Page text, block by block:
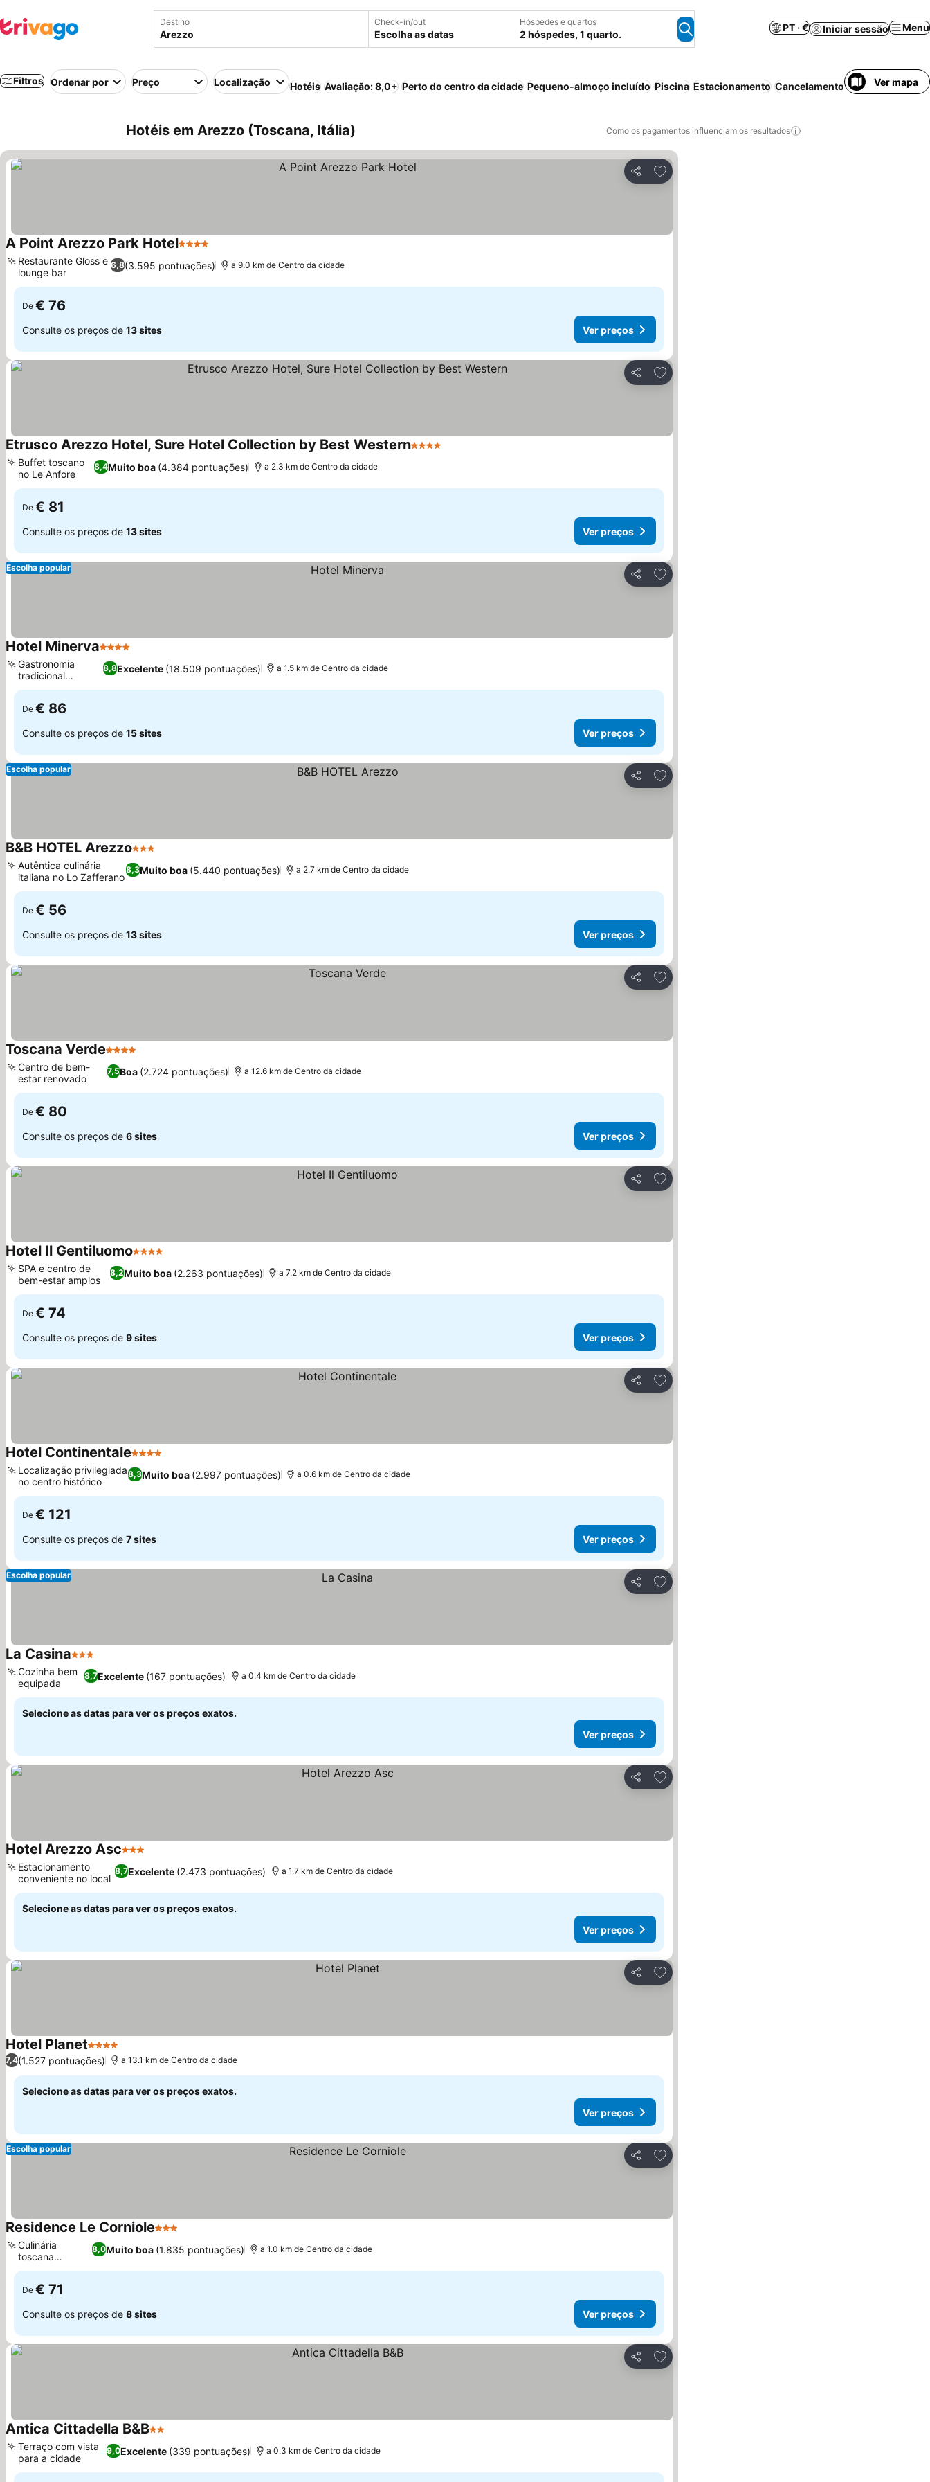
Destino Check-in/out
Escolha as datas
Hóspedes e quartos
2 hóspedes, 1 quarto.
PT · € Iniciar sessão Menu
Filtros Ordenar por Preço Localização Hotéis Avaliação: 8,0+ Perto do centro da cidade Pequeno-almoço incluído Piscina Estacionamento Cancelamento gratuitoVer mapa
Hotéis em Arezzo (Toscana, Itália) Como os pagamentos influenciam os resultados
Partilhar
Adicionar aos favoritos
A Point Arezzo Park Hotel4 Estrelas
6,8(3.595 pontuações)
Restaurante Gloss e
lounge bar
a 9.0 km de Centro da cidade
De € 76
Consulte os preços de 13 sites Ver preços
Partilhar
Adicionar aos favoritos
Etrusco Arezzo Hotel, Sure Hotel Collection by Best Western4 Estrelas
8,4Muito boa (4.384 pontuações)
Buffet toscano
no Le Anfore
a 2.3 km de Centro da cidade
De € 81
Consulte os preços de 13 sites Ver preços
Partilhar
Adicionar aos favoritos
Escolha popular
Hotel Minerva4 Estrelas
8,8Excelente (18.509 pontuações)
Gastronomia
tradicional
toscana
a 1.5 km de Centro da cidade
De € 86
Consulte os preços de 15 sites Ver preços
Partilhar
Adicionar aos favoritos
Escolha popular
B&B HOTEL Arezzo3 Estrelas
8,3Muito boa (5.440 pontuações)
Autêntica culinária
italiana no Lo Zafferano
a 2.7 km de Centro da cidade
De € 56
Consulte os preços de 13 sites Ver preços
Partilhar
Adicionar aos favoritos
Toscana Verde4 Estrelas
7,5Boa (2.724 pontuações)
Centro de bem-
estar renovado
a 12.6 km de Centro da cidade
De € 80
Consulte os preços de 6 sites Ver preços
Partilhar
Adicionar aos favoritos
Hotel Il Gentiluomo4 Estrelas
8,2Muito boa (2.263 pontuações)
SPA e centro de
bem-estar amplos
a 7.2 km de Centro da cidade
De € 74
Consulte os preços de 9 sites Ver preços
Partilhar
Adicionar aos favoritos
Hotel Continentale4 Estrelas
8,3Muito boa (2.997 pontuações)
Localização privilegiada
no centro histórico
a 0.6 km de Centro da cidade
De € 121
Consulte os preços de 7 sites Ver preços
Partilhar
Adicionar aos favoritos
Escolha popular
La Casina3 Estrelas
8,7Excelente (167 pontuações)
Cozinha bem
equipada
a 0.4 km de Centro da cidade
Selecione as datas para ver os preços exatos.
Ver preços
Partilhar
Adicionar aos favoritos
Hotel Arezzo Asc3 Estrelas
8,7Excelente (2.473 pontuações)
Estacionamento
conveniente no local
a 1.7 km de Centro da cidade
Selecione as datas para ver os preços exatos.
Ver preços
Partilhar
Adicionar aos favoritos
Hotel Planet4 Estrelas
7,4(1.527 pontuações) a 13.1 km de Centro da cidade
Selecione as datas para ver os preços exatos.
Ver preços
Partilhar
Adicionar aos favoritos
Escolha popular
Residence Le Corniole3 Estrelas
8,0Muito boa (1.835 pontuações)
Culinária
toscana
autêntica
a 1.0 km de Centro da cidade
De € 71
Consulte os preços de 8 sites Ver preços
Partilhar
Adicionar aos favoritos
Antica Cittadella B&B2 Estrelas
9,0Excelente (339 pontuações)
Terraço com vista
para a cidade
a 0.3 km de Centro da cidade